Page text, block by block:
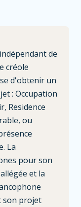
de
créole
d'obtenir un
: Occupation
Residence
ou
La
pour son
et la
son projet